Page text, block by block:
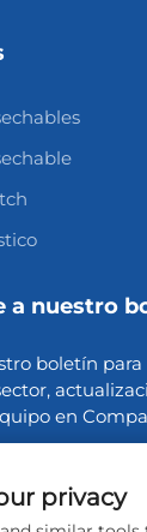
a nuestro
boletín
en
privacy